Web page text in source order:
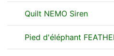
Quilt NEMO Siren
Pied d'éléphant